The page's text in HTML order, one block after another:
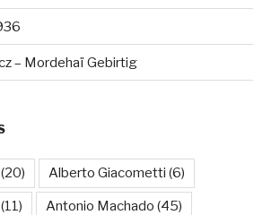
– Mordehaï Gebirtig
(20) Alberto Giacometti (6)
(11) Antonio Machado (45)